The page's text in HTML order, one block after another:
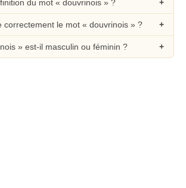
du mot « douvrinois » ?
correctement le mot « douvrinois » ?
» est-il masculin ou féminin ?